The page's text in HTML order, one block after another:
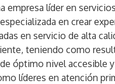
empresa líder en
en crear
en servicio de alta
teniendo como
óptimo nivel accesible y
líderes en atención